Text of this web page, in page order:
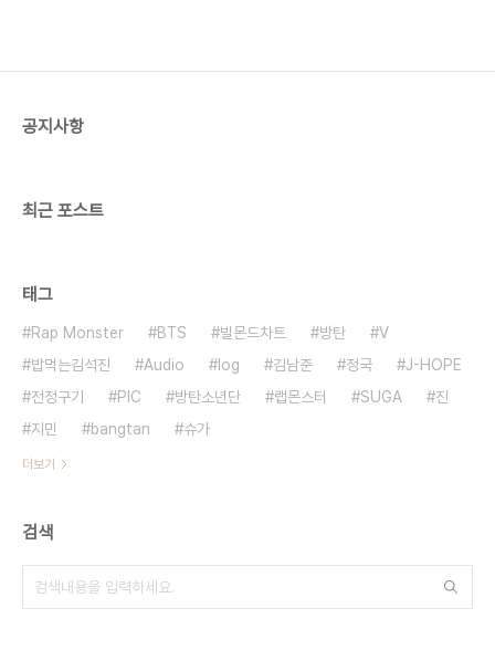
공지사항
최근 포스트
태그
Rap Monster BTS 빌몬드차트 방탄
V
밥먹는김석진
Audio log 김남준 정국
J-HOPE
전정구기
PIC 방탄소년단 랩몬스터 SUGA
진
지민
bangtan 슈가
더보기
검색